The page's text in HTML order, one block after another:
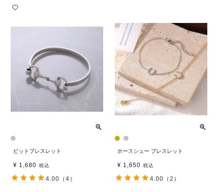
ビットブレスレット
¥ 1,680 税込
4.00 （4）
ホースシュー ブレスレット
¥ 1,650 税込
4.00 （2）